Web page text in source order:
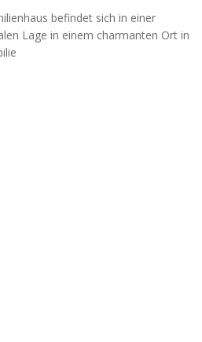
befindet sich in einer
Lage in einem charmanten Ort in